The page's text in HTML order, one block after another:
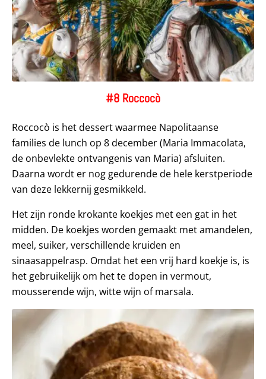
#8 Roccocò
Roccocò is het dessert waarmee Napolitaanse
families de lunch op 8 december (Maria Immacolata,
de onbevlekte ontvangenis van Maria) afsluiten.
Daarna wordt er nog gedurende de hele kerstperiode
van deze lekkernij gesmikkeld.
Het zijn ronde krokante koekjes met een gat in het
midden. De koekjes worden gemaakt met amandelen,
meel, suiker, verschillende kruiden en
sinaasappelrasp. Omdat het een vrij hard koekje is, is
het gebruikelijk om het te dopen in vermout,
mousserende wijn, witte wijn of marsala.